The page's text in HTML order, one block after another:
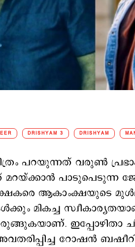
DRISHYAM 3 DRISHYAM
പറയുന്നത് വരുണ്‍
പാടുപെടുന്ന
ആകാംക്ഷയുടെ
മികച്ച
ഇപ്പോഴിതാ
റോഷന്‍